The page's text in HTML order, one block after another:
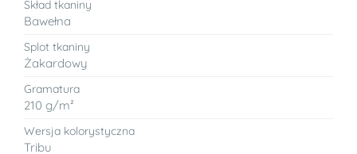
Skład tkaniny
Bawełna
Splot tkaniny
Żakardowy
Gramatura
210 g/m²
Wersja kolorystyczna
Tribu